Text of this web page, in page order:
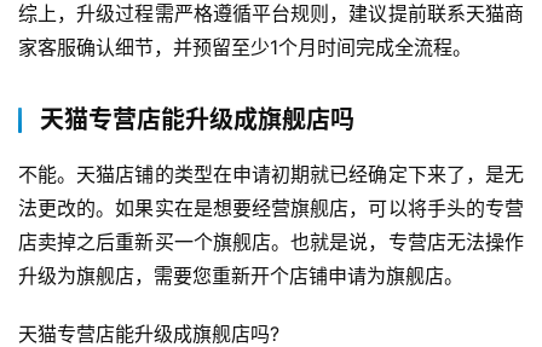
综上，升级过程需严格遵循平台规则，建议提前联系天猫商
家客服确认细节，并预留至少1个月时间完成全流程。
天猫专营店能升级成旗舰店吗
不能。天猫店铺的类型在申请初期就已经确定下来了，是无
法更改的。如果实在是想要经营旗舰店，可以将手头的专营
店卖掉之后重新买一个旗舰店。也就是说，专营店无法操作
升级为旗舰店，需要您重新开个店铺申请为旗舰店。
天猫专营店能升级成旗舰店吗?